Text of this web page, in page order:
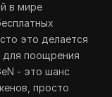
в мире
это делается
для поощрения
- это шанс
просто